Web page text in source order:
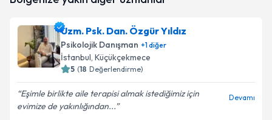
Uzm. Psk. Dan. Özgür Yıldız
Psikolojik Danışman +1diğer
İstanbul, Küçükçekmece
5 (18 Değerlendirme)
Eşimle birlikte aile terapisi almak istediğimiz için
evimize de yakınlığından...
Devamı